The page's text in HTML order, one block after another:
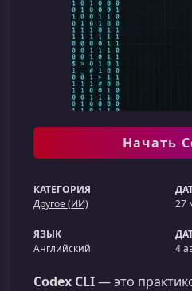
Начать
КАТЕГОРИЯ
Другое (ИИ)
27
ЯЗЫК
Английский
4
Codex CLI— это